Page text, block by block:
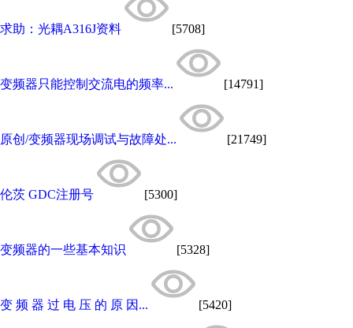
求助：光耦A316J资料 [5708]
变频器只能控制交流电的频率... [14791]
原创/变频器现场调试与故障处... [21749]
伦茨 GDC注册号 [5300]
变频器的一些基本知识 [5328]
变 频 器 过 电 压 的 原 因... [5420]